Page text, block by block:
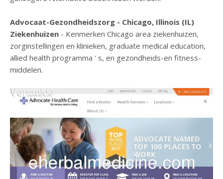
Advocaat-Gezondheidszorg - Chicago, Illinois (IL)
Ziekenhuizen - Kenmerken Chicago area ziekenhuizen,
zorginstellingen en klinieken, graduate medical education,
allied health programma ' s, en gezondheids-en fitness-
middelen.